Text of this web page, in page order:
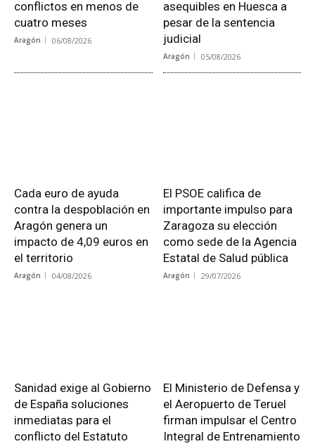
conflictos en menos de
cuatro meses
Aragón 06/08/2026
asequibles en Huesca a
pesar de la sentencia
judicial
Aragón 05/08/2026
Cada euro de ayuda
contra la despoblación en
Aragón genera un
impacto de 4,09 euros en
el territorio
Aragón 04/08/2026
El PSOE califica de
importante impulso para
Zaragoza su elección
como sede de la Agencia
Estatal de Salud pública
Aragón 29/07/2026
Sanidad exige al Gobierno
de España soluciones
inmediatas para el
conflicto del Estatuto
El Ministerio de Defensa y
el Aeropuerto de Teruel
firman impulsar el Centro
Integral de Entrenamiento